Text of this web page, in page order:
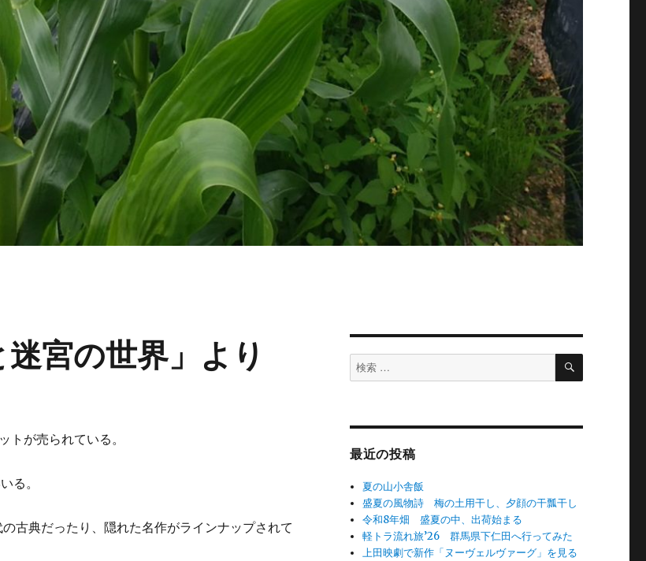
宮の世界」より
トが売られている。
る。
古典だったり、隠れた名作がラインナップされて
検
索
検
最近の投稿
夏の山小舎飯
盛夏の風物詩 梅の土用干し、夕顔の干瓢干し
令和8年畑 盛夏の中、出荷始まる
軽トラ流れ旅’26 群馬県下仁田へ行ってみた
上田映劇で新作「ヌーヴェルヴァーグ」を見る